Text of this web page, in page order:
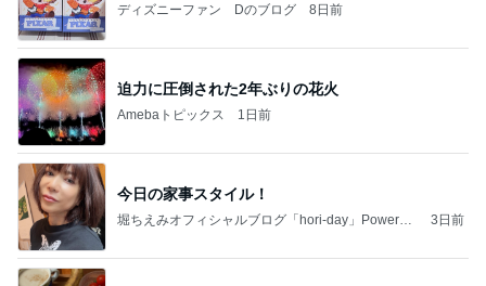
ディズニーファン Dのブログ 8日前
迫力に圧倒された2年ぶりの花火
Amebaトピックス 1日前
今日の家事スタイル！
堀ちえみオフィシャルブログ「hori-day」Powered
3日前